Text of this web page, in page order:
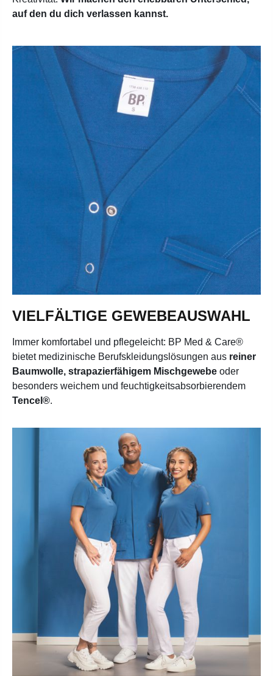
auf den du dich verlassen kannst.
VIELFÄLTIGE GEWEBEAUSWAHL
Immer komfortabel und pflegeleicht: BP Med & Care®
bietet medizinische Berufskleidungslösungen aus reiner
Baumwolle, strapazierfähigem Mischgewebe oder
besonders weichem und feuchtigkeitsabsorbierendem
Tencel®.